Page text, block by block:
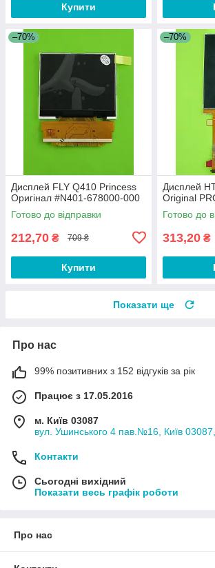
Купити
–70%
Дисплей FLY Q410 Princess
Оригінал #N401-678000-000
Готово до відправки
212,70 ₴ 709 ₴
Купити
–70%
Дисплей
Original
Готово до
313,20 ₴
Показати ще
Про нас
99% позитивних з 152 відгуків за рік
Працює з 17.05.2016
м. Київ 03087
вул. Ушинського 4 пав.№16, Київ
Контакти
Сьогодні вихідний
Показати весь графік роботи
Про нас